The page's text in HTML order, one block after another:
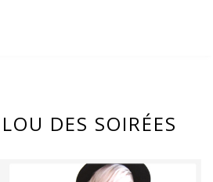
DES SOIRÉES